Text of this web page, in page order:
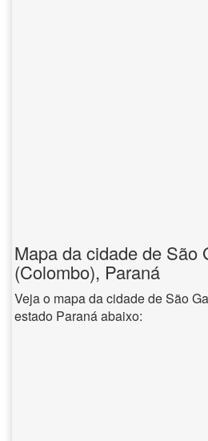
Mapa da cidade de São
(Colombo), Paraná
Veja o mapa da cidade de São
estado Paraná abaixo: